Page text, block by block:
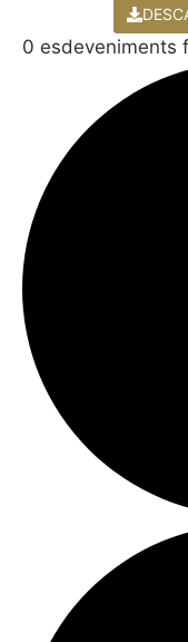
0 esdeveniments